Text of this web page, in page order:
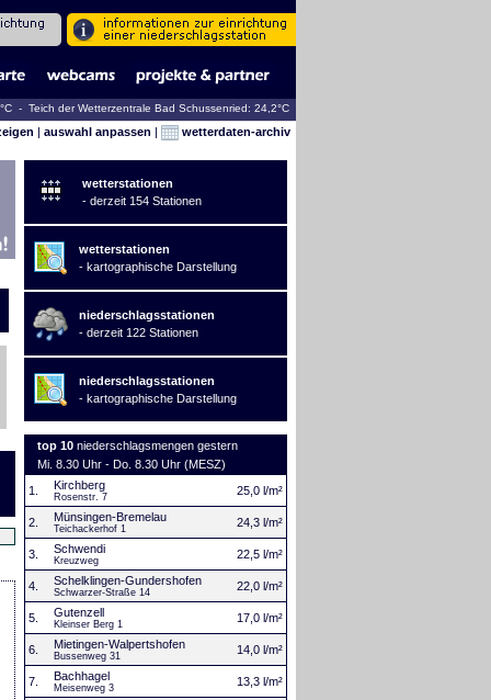
- Teich der Wetterzentrale Bad Schussenried: 24,2°C
| auswahl anpassen | wetterdaten-archiv
wetterstationen
- derzeit 154 Stationen
wetterstationen
- kartographische Darstellung
niederschlagsstationen
- derzeit 122 Stationen
niederschlagsstationen
- kartographische Darstellung
top 10 niederschlagsmengen gestern
Mi. 8.30 Uhr - Do. 8.30 Uhr (MESZ)
1.
Kirchberg
Rosenstr. 7 25,0 l/m²
2. Münsingen-Bremelau
Teichackerhof 1 24,3 l/m²
3. Schwendi
Kreuzweg 22,5 l/m²
4. Schelklingen-Gundershofen
Schwarzer-Straße 14 22,0 l/m²
5. Gutenzell
Kleinser Berg 1 17,0 l/m²
6. Mietingen-Walpertshofen
Bussenweg 31 14,0 l/m²
7. Bachhagel
Meisenweg 3 13,3 l/m²